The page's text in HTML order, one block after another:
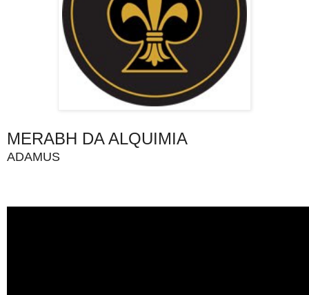
MERABH DA ALQUIMIA
ADAMUS